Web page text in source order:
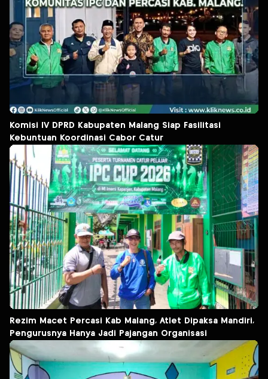
Komisi IV DPRD Kabupaten Malang Siap Fasilitasi
Kebuntuan Koordinasi Cabor Catur
Rezim Macet Percasi Kab Malang, Atlet Dipaksa Mandiri,
Pengurusnya Hanya Jadi Pajangan Organisasi